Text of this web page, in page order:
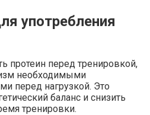
употребления
протеин перед тренировкой,
необходимыми
перед нагрузкой. Это
баланс и снизить
тренировки.